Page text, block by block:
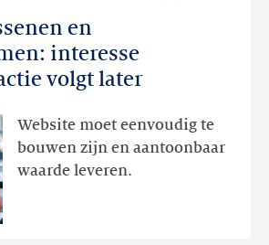
en
interesse
volgt later
Website moet eenvoudig te
bouwen zijn en aantoonbaar
waarde leveren.